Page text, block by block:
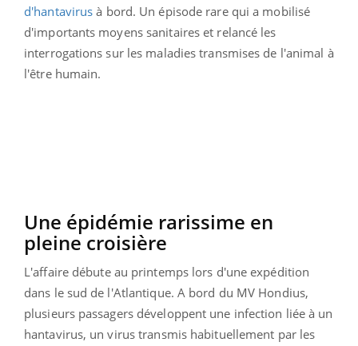
d'hantavirus à bord. Un épisode rare qui a mobilisé
d'importants moyens sanitaires et relancé les
interrogations sur les maladies transmises de l'animal à
l'être humain.
Une épidémie rarissime en
pleine croisière
L'affaire débute au printemps lors d'une expédition
dans le sud de l'Atlantique. A bord du MV Hondius,
plusieurs passagers développent une infection liée à un
hantavirus, un virus transmis habituellement par les